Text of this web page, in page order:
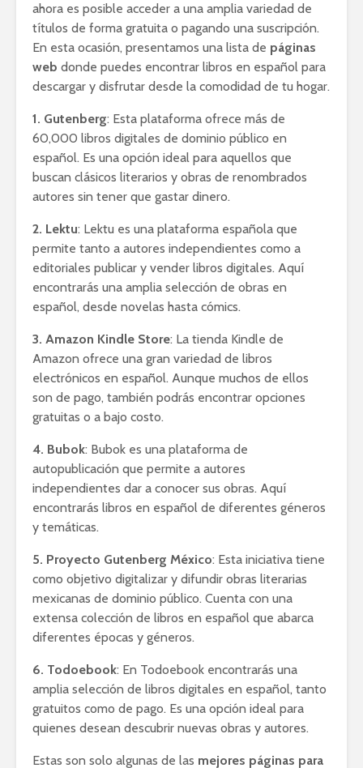
ahora es posible acceder a una amplia variedad de
títulos de forma gratuita o pagando una suscripción.
En esta ocasión, presentamos una lista de páginas
web donde puedes encontrar libros en español para
descargar y disfrutar desde la comodidad de tu hogar.
1. Gutenberg: Esta plataforma ofrece más de
60,000 libros digitales de dominio público en
español. Es una opción ideal para aquellos que
buscan clásicos literarios y obras de renombrados
autores sin tener que gastar dinero.
2. Lektu: Lektu es una plataforma española que
permite tanto a autores independientes como a
editoriales publicar y vender libros digitales. Aquí
encontrarás una amplia selección de obras en
español, desde novelas hasta cómics.
3. Amazon Kindle Store: La tienda Kindle de
Amazon ofrece una gran variedad de libros
electrónicos en español. Aunque muchos de ellos
son de pago, también podrás encontrar opciones
gratuitas o a bajo costo.
4. Bubok: Bubok es una plataforma de
autopublicación que permite a autores
independientes dar a conocer sus obras. Aquí
encontrarás libros en español de diferentes géneros
y temáticas.
5. Proyecto Gutenberg México: Esta iniciativa tiene
como objetivo digitalizar y difundir obras literarias
mexicanas de dominio público. Cuenta con una
extensa colección de libros en español que abarca
diferentes épocas y géneros.
6. Todoebook: En Todoebook encontrarás una
amplia selección de libros digitales en español, tanto
gratuitos como de pago. Es una opción ideal para
quienes desean descubrir nuevas obras y autores.
Estas son solo algunas de las mejores páginas para